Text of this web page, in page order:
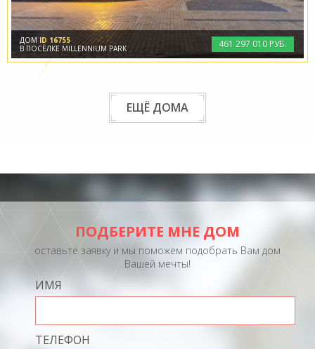
461 297 010 РУБ.
ДОМID 16755
В ПОСЁЛКЕ MILLENNIUM PARK
ЕЩЁ ДОМА
ПОДБЕРИТЕ МНЕ ДОМ
оставьте заявку и мы поможем подобрать Вам дом
Вашей мечты!
ИМЯ
ТЕЛЕФОН